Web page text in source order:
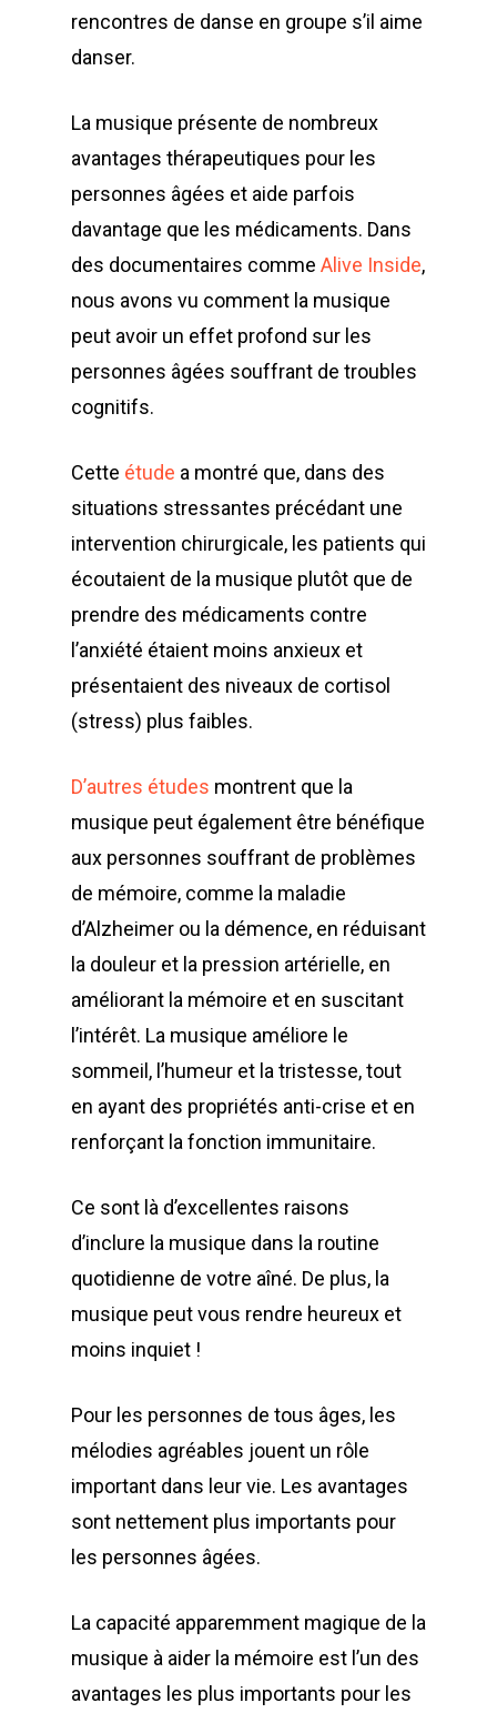
rencontres de danse en groupe s’il aime
danser.
La musique présente de nombreux
avantages thérapeutiques pour les
personnes âgées et aide parfois
davantage que les médicaments. Dans
des documentaires comme Alive Inside,
nous avons vu comment la musique
peut avoir un effet profond sur les
personnes âgées souffrant de troubles
cognitifs.
Cette étude a montré que, dans des
situations stressantes précédant une
intervention chirurgicale, les patients qui
écoutaient de la musique plutôt que de
prendre des médicaments contre
l’anxiété étaient moins anxieux et
présentaient des niveaux de cortisol
(stress) plus faibles.
D’autres études montrent que la
musique peut également être bénéfique
aux personnes souffrant de problèmes
de mémoire, comme la maladie
d’Alzheimer ou la démence, en réduisant
la douleur et la pression artérielle, en
améliorant la mémoire et en suscitant
l’intérêt. La musique améliore le
sommeil, l’humeur et la tristesse, tout
en ayant des propriétés anti-crise et en
renforçant la fonction immunitaire.
Ce sont là d’excellentes raisons
d’inclure la musique dans la routine
quotidienne de votre aîné. De plus, la
musique peut vous rendre heureux et
moins inquiet !
Pour les personnes de tous âges, les
mélodies agréables jouent un rôle
important dans leur vie. Les avantages
sont nettement plus importants pour
les personnes âgées.
La capacité apparemment magique de la
musique à aider la mémoire est l’un des
avantages les plus importants pour les